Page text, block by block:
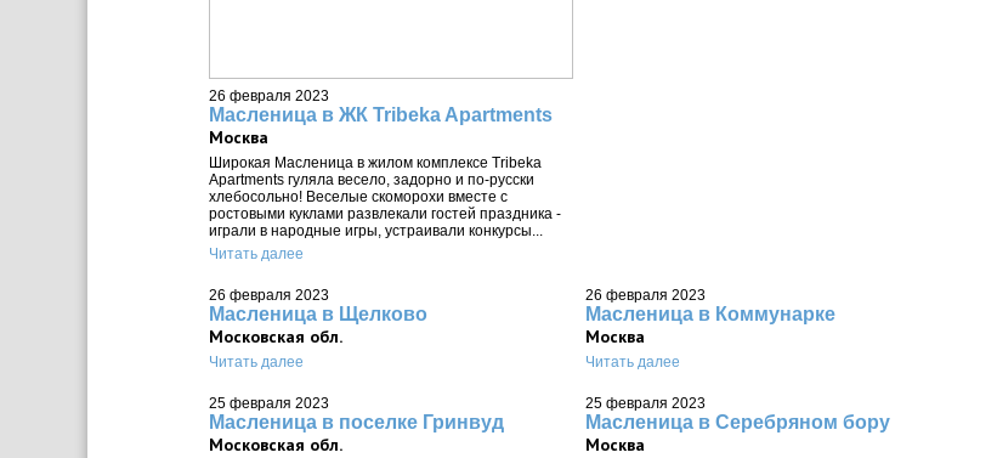
26 февраля 2023
Масленица в ЖК Tribeka Apartments
Москва
Широкая Масленица в жилом комплексе Tribeka
Apartments гуляла весело, задорно и по-русски
хлебосольно! Веселые скоморохи вместе с
ростовыми куклами развлекали гостей праздника -
играли в народные игры, устраивали конкурсы...
Читать далее
26 февраля 2023
Масленица в Щелково
Московская обл.
Читать далее
26 февраля 2023
Масленица в Коммунарке
Москва
Читать далее
25 февраля 2023
Масленица в поселке Гринвуд
Московская обл.
25 февраля 2023
Масленица в Серебряном бору
Москва